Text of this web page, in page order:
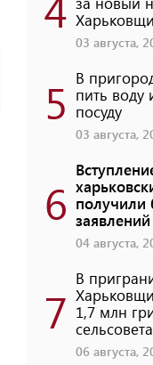
03 августа,
5 В
пить
посуду
03 августа,
6 получили
04 августа,
7
В
1,7 млн
сельсовета
06 августа,